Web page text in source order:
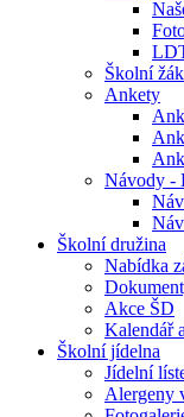
Školní
Ankety
Návody -
Školní družina
Nabídka
Akce ŠD
Kalendář
Školní jídelna
Jídelní
Alergeny